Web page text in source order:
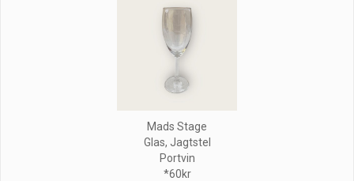
Mads Stage
Glas, Jagtstel
Portvin
*60kr